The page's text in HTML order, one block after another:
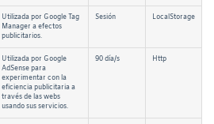
Utilizada por Google Tag
Manager a efectos
publicitarios.
Sesión LocalStorage
Utilizada por Google
AdSense para
experimentar con la
eficiencia publicitaria a
través de las webs
usando sus servicios.
90 día/s Http